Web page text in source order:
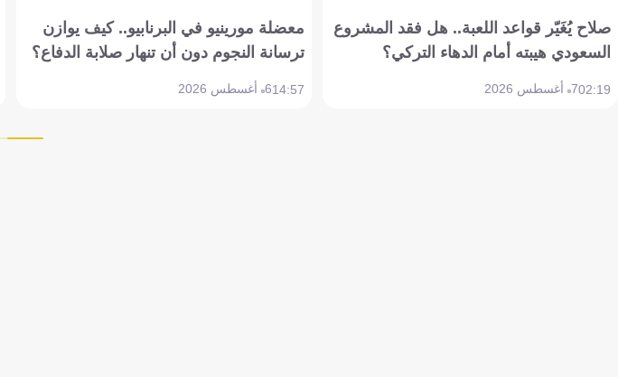
صلاح يُغَيّر قواعد اللعبة.. هل فقد المشروع
السعودي هيبته أمام الدهاء التركي؟
02:197 أغسطس 2026
معضلة مورينيو في البرنابيو.. كيف يوازن
ترسانة النجوم دون أن تنهار صلابة الدفاع؟
14:576 أغسطس 2026